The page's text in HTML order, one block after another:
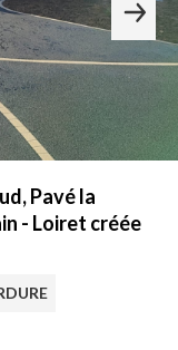
Pavé la
- Loiret créée